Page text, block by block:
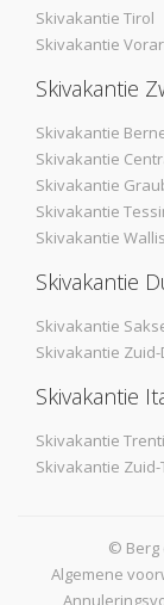
Skivakantie Tirol
Skivakantie
Skivakantie
Skivakantie
Skivakantie
Skivakantie
Skivakantie
Skivakantie Wallis
Skivakantie
Skivakantie
Skivakantie
Skivakantie
Skivakantie
Skivakantie Zuid-
© Berg
Algemene